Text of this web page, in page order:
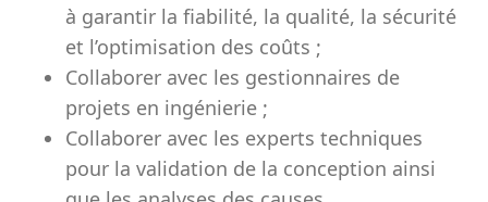
à garantir la fiabilité, la qualité, la sécurité
et l’optimisation des coûts ;
Collaborer avec les gestionnaires de
projets en ingénierie ;
Collaborer avec les experts techniques
pour la validation de la conception ainsi